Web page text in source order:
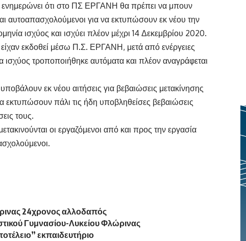
ότι στο ΠΣ ΕΡΓΑΝΗ θα πρέπει να μπουν
αυτοαπασχολούμενοι για να εκτυπώσουν εκ νέου την
ισχύος και ισχύει πλέον μέχρι 14 Δεκεμβρίου 2020.
είχαν εκδοθεί μέσω Π.Σ. ΕΡΓΑΝΗ, μετά από ενέργειες
τροποποιήθηκε αυτόματα και πλέον αναγράφεται
εκ νέου αιτήσεις για βεβαιώσεις μετακίνησης
εκτυπώσουν πάλι τις ήδη υποβληθείσες βεβαιώσεις
τους.
οι εργαζόμενοι από και προς την εργασία
24χρονος αλλοδαπός
Γυμνασίου-Λυκείου Φλώρινας
εκπαιδευτήριο